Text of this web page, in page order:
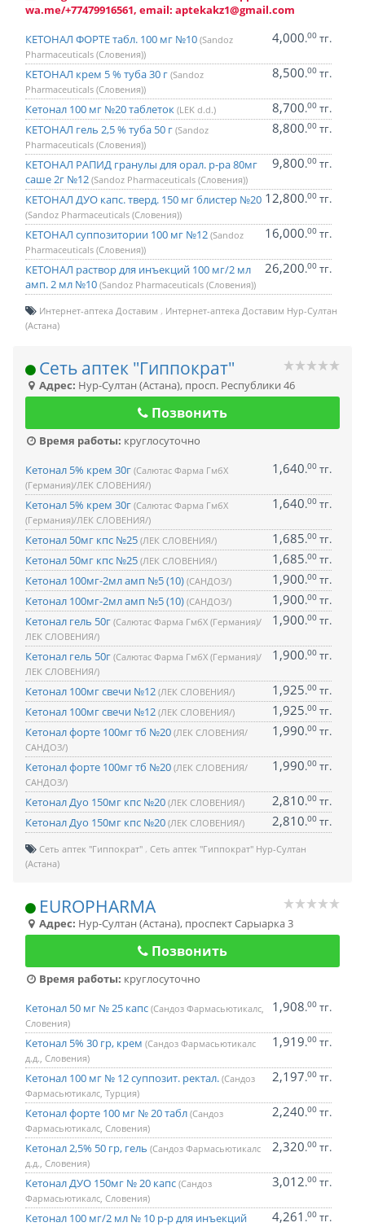
wa.me/+77479916561, email: aptekakz1@gmail.com
КЕТОНАЛ ФОРТЕ табл. 100 мг №10 (Sandoz
Pharmaceuticals (Словения))
4,000.00 тг.
КЕТОНАЛ крем 5 % туба 30 г (Sandoz
Pharmaceuticals (Словения))
8,500.00 тг.
Кетонал 100 мг №20 таблеток (LEK d.d.) 8,700.00 тг.
КЕТОНАЛ гель 2,5 % туба 50 г (Sandoz
Pharmaceuticals (Словения))
8,800.00 тг.
КЕТОНАЛ РАПИД гранулы для орал. р-ра 80мг
саше 2г №12 (Sandoz Pharmaceuticals (Словения))
9,800.00 тг.
КЕТОНАЛ ДУО капс. тверд. 150 мг блистер №20
(Sandoz Pharmaceuticals (Словения))
12,800.00 тг.
КЕТОНАЛ суппозитории 100 мг №12 (Sandoz
Pharmaceuticals (Словения))
16,000.00 тг.
КЕТОНАЛ раствор для инъекций 100 мг/2 мл
амп. 2 мл №10 (Sandoz Pharmaceuticals (Словения))
26,200.00 тг.
Интернет-аптека Доставим
Интернет-аптека Доставим Нур-Султан
(Астана)
Сеть аптек "Гиппократ"
Адрес: Нур-Султан (Астана), просп. Республики 46
Позвонить
Время работы: круглосуточно
Кетонал 5% крем 30г (Салютас Фарма ГмбХ
(Германия)/ЛЕК СЛОВЕНИЯ/)
1,640.00 тг.
Кетонал 5% крем 30г (Салютас Фарма ГмбХ
(Германия)/ЛЕК СЛОВЕНИЯ/)
1,640.00 тг.
Кетонал 50мг кпс №25 (ЛЕК СЛОВЕНИЯ/) 1,685.00 тг.
Кетонал 50мг кпс №25 (ЛЕК СЛОВЕНИЯ/) 1,685.00 тг.
Кетонал 100мг-2мл амп №5 (10) (САНДОЗ/) 1,900.00 тг.
Кетонал 100мг-2мл амп №5 (10) (САНДОЗ/) 1,900.00 тг.
Кетонал гель 50г (Салютас Фарма ГмбХ (Германия)/
ЛЕК СЛОВЕНИЯ/)
1,900.00 тг.
Кетонал гель 50г (Салютас Фарма ГмбХ (Германия)/
ЛЕК СЛОВЕНИЯ/)
1,900.00 тг.
Кетонал 100мг свечи №12 (ЛЕК СЛОВЕНИЯ/) 1,925.00 тг.
Кетонал 100мг свечи №12 (ЛЕК СЛОВЕНИЯ/) 1,925.00 тг.
Кетонал форте 100мг тб №20 (ЛЕК СЛОВЕНИЯ/
САНДОЗ/)
1,990.00 тг.
Кетонал форте 100мг тб №20 (ЛЕК СЛОВЕНИЯ/
САНДОЗ/)
1,990.00 тг.
Кетонал Дуо 150мг кпс №20 (ЛЕК СЛОВЕНИЯ/) 2,810.00 тг.
Кетонал Дуо 150мг кпс №20 (ЛЕК СЛОВЕНИЯ/) 2,810.00 тг.
Сеть аптек "Гиппократ" Сеть аптек "Гиппократ" Нур-Султан
(Астана)
EUROPHARMA
Адрес: Нур-Султан (Астана), проспект Сарыарка 3
Позвонить
Время работы: круглосуточно
Кетонал 50 мг № 25 капс (Сандоз Фармасьютикалс,
Словения)
1,908.00 тг.
Кетонал 5% 30 гр, крем (Сандоз Фармасьютикалс
д.д., Словения)
1,919.00 тг.
Кетонал 100 мг № 12 суппозит. ректал. (Сандоз
Фармасьютикалс, Турция)
2,197.00 тг.
Кетонал форте 100 мг № 20 табл (Сандоз
Фармасьютикалс, Словения)
2,240.00 тг.
Кетонал 2,5% 50 гр, гель (Сандоз Фармасьютикалс
д.д., Словения)
2,320.00 тг.
Кетонал ДУО 150мг № 20 капс (Сандоз
Фармасьютикалс, Словения)
3,012.00 тг.
Кетонал 100 мг/2 мл № 10 р-р для инъекций 4,261 .00 тг.